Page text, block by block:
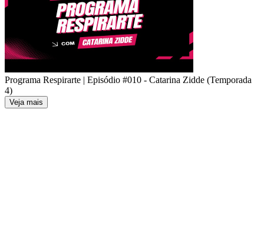
Programa Respirarte | Episódio #010 - Catarina Zidde (Temporada
4)
Veja mais